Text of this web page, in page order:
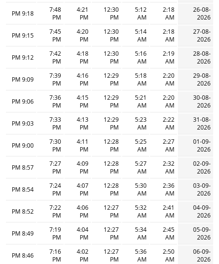
26-08-
2026
2:18
AM
5:12
AM
12:30
PM
4:21
PM
7:48
PM
9:18 PM
27-08-
2026
2:18
AM
5:14
AM
12:30
PM
4:20
PM
7:45
PM
9:15 PM
28-08-
2026
2:19
AM
5:16
AM
12:30
PM
4:18
PM
7:42
PM
9:12 PM
29-08-
2026
2:20
AM
5:18
AM
12:29
PM
4:16
PM
7:39
PM
9:09 PM
30-08-
2026
2:20
AM
5:21
AM
12:29
PM
4:15
PM
7:36
PM
9:06 PM
31-08-
2026
2:22
AM
5:23
AM
12:29
PM
4:13
PM
7:33
PM
9:03 PM
01-09-
2026
2:27
AM
5:25
AM
12:28
PM
4:11
PM
7:30
PM
9:00 PM
02-09-
2026
2:32
AM
5:27
AM
12:28
PM
4:09
PM
7:27
PM
8:57 PM
03-09-
2026
2:36
AM
5:30
AM
12:28
PM
4:07
PM
7:24
PM
8:54 PM
04-09-
2026
2:41
AM
5:32
AM
12:27
PM
4:06
PM
7:22
PM
8:52 PM
05-09-
2026
2:45
AM
5:34
AM
12:27
PM
4:04
PM
7:19
PM
8:49 PM
06-09-
2026
2:50
AM
5:36
AM
12:27
PM
4:02
PM
7:16
PM
8:46 PM